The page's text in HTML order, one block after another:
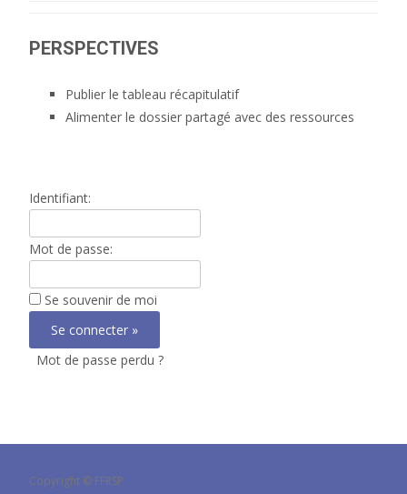
PERSPECTIVES
Publier le tableau récapitulatif
Alimenter le dossier partagé avec des ressources
Identifiant:
Mot de passe:
Se souvenir de moi
Mot de passe perdu ?
Copyright © FFRSP